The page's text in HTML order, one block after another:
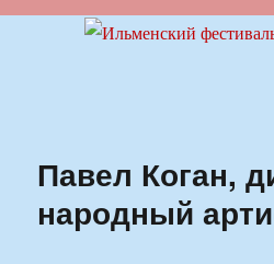
Ильменский
Павел Коган,
народный